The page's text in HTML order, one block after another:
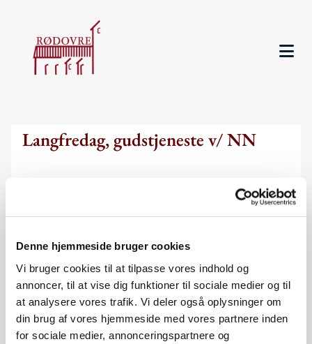
Denne hjemmeside bruger cookies
Vi bruger cookies til at tilpasse vores indhold og
annoncer, til at vise dig funktioner til sociale medier og til
at analysere vores trafik. Vi deler også oplysninger om
din brug af vores hjemmeside med vores partnere inden
for sociale medier, annonceringspartnere og
Langfredag, gudstjeneste v/ NN